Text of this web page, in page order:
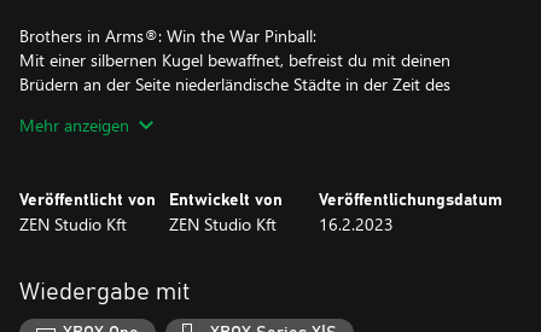
Brothers in Arms®: Win the War Pinball:
Mit einer silbernen Kugel bewaffnet, befreist du mit deinen
Brüdern an der Seite niederländische Städte in der Zeit des
Airborne in Tag- und Nachtmissionen und beanspruche deinen
Mehr anzeigen
Veröffentlicht von
ZEN Studio Kft
Entwickelt von
ZEN Studio Kft
Veröffentlichungsdatum
16.2.2023
Wiedergabe mit